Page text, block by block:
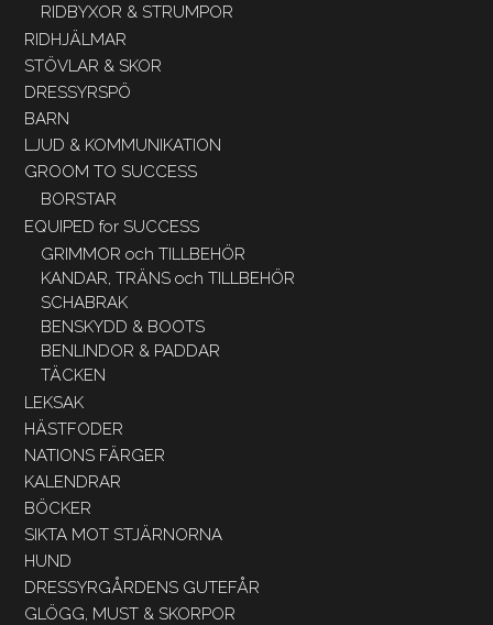
RIDBYXOR & STRUMPOR
RIDHJÄLMAR
STÖVLAR & SKOR
DRESSYRSPÖ
BARN
LJUD & KOMMUNIKATION
GROOM TO SUCCESS
BORSTAR
EQUIPED for SUCCESS
GRIMMOR och TILLBEHÖR
KANDAR, TRÄNS och TILLBEHÖR
SCHABRAK
BENSKYDD & BOOTS
BENLINDOR & PADDAR
TÄCKEN
LEKSAK
HÄSTFODER
NATIONS FÄRGER
KALENDRAR
BÖCKER
SIKTA MOT STJÄRNORNA
HUND
DRESSYRGÅRDENS GUTEFÅR
GLÖGG, MUST & SKORPOR